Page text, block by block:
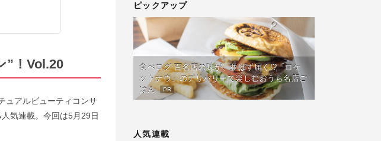
”！Vol.20
ュアルビューティコンサ
気連載。今回は5月29日
ピックアップ
食べログ 百名店の味が、並ばず届く!?「ロケ
ットナウ」のデリバリーで楽しむおうち名店ご
はん
PR
人気連載